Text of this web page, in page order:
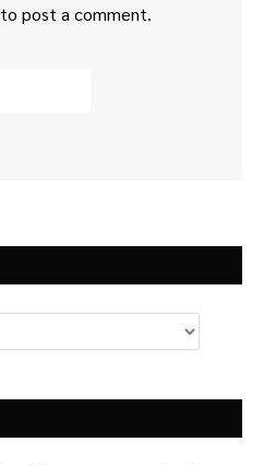
to post a comment.